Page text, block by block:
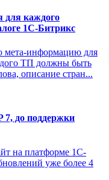
каждого
1С-Битрикс
мета-информацию для
ТП должны быть
описание стран...
7, до поддержки
на платформе 1С-
уже более 4